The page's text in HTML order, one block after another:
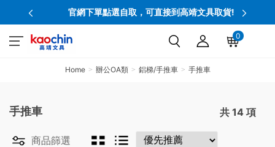
官網下單點選自取，可直接到高靖文具取貨!
0
Home 辦公OA類 鋁梯/手推車 手推車
手推車 共 14 項
商品篩選